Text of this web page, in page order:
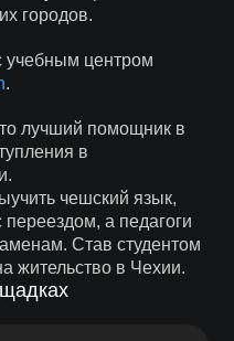
городов.
учебным центром
.
лучший помощник в
в
чешский язык,
а педагоги
Став студентом
жительство в Чехии.